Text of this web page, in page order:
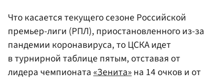
Что касается текущего сезоне Российской
премьер-лиги (РПЛ), приостановленного из-за
пандемии коронавируса, то ЦСКА идет
в турнирной таблице пятым, отставая от
лидера чемпионата«Зенита»на 14 очков и от